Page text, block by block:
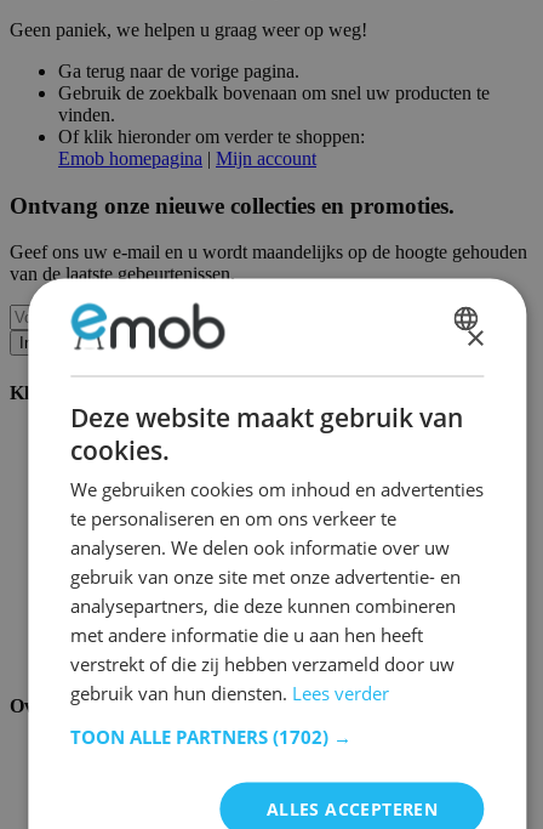
Geen paniek, we helpen u graag weer op weg!
Ga terug naar de vorige pagina.
Gebruik de zoekbalk bovenaan om snel uw producten te
vinden.
Of klik hieronder om verder te shoppen:
Emob homepagina | Mijn account
Ontvang onze nieuwe collecties en promoties.
Geef ons uw e-mail en u wordt maandelijks op de hoogte gehouden
van de laatste gebeurtenissen.
Inschrijven
Klantenservice
Bestellen bij Emob
Betaalmogelijkheden
Verzending en levering
Service en garantie
Annuleren of retourneren
Klachten
Montagetips
Onderhoudsadvies
Wachtwoord vergeten?
FAQ
Palletopslag & Fulfilment
Over ons
×
Deze website maakt gebruik van
cookies.
We gebruiken cookies om inhoud en advertenties
te personaliseren en om ons verkeer te
analyseren. We delen ook informatie over uw
gebruik van onze site met onze advertentie- en
analysepartners, die deze kunnen combineren
met andere informatie die u aan hen heeft
verstrekt of die zij hebben verzameld door uw
gebruik van hun diensten. Lees verder
TOON ALLE PARTNERS (1702) →
ALLES ACCEPTEREN